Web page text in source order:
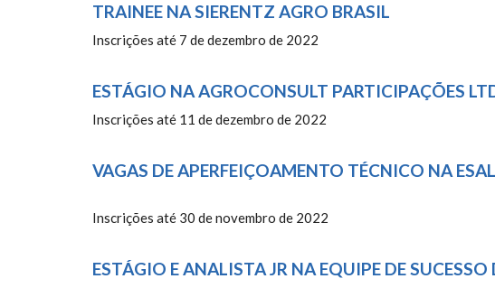
TRAINEE NA SIERENTZ AGRO BRASIL
Inscrições até 7 de dezembro de 2022
ESTÁGIO NA AGROCONSULT PARTICIPAÇÕES
Inscrições até 11 de dezembro de 2022
VAGAS DE APERFEIÇOAMENTO TÉCNICO NA
Inscrições até 30 de novembro de 2022
ESTÁGIO E ANALISTA JR NA EQUIPE DE